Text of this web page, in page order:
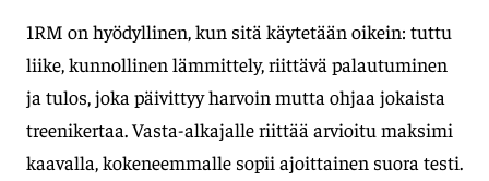
1RM on hyödyllinen, kun sitä käytetään oikein: tuttu
liike, kunnollinen lämmittely, riittävä palautuminen
ja tulos, joka päivittyy harvoin mutta ohjaa jokaista
treenikertaa. Vasta-alkajalle riittää arvioitu maksimi
kaavalla, kokeneemmalle sopii ajoittainen suora testi.